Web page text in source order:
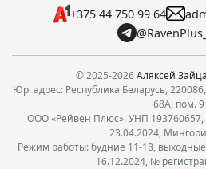
+375 44 750 99 64
© 2025-2026Аляксей
Юр. адрес: Республика Беларусь,
68А, пом. 9
ООО «Рейвен Плюс». УНП 193760657,
23.04.2024,
Режим работы: будние 11-18, выходные
16.12.2024, №